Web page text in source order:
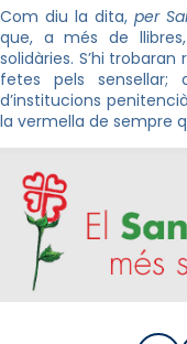
Com diu la dita, per
que, a més de
solidàries. S’hi
fetes pels sensellar;
d’institucions
la vermella de sempre